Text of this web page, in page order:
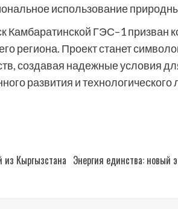
использование
Камбаратинской ГЭС–1 призван
региона. Проект станет
создавая надежные условия
развития и
из Кыргызстана Энергия единства: новый